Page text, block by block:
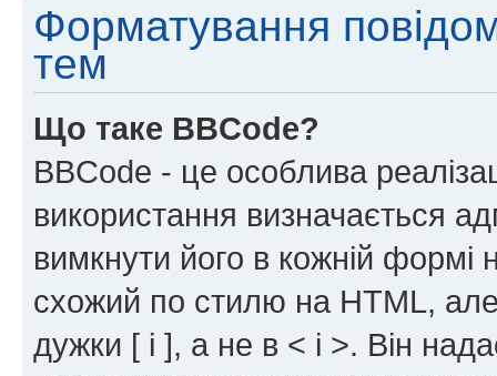
Форматування
тем
Що таке BBCode?
BBCode - це особлива
використання визначається
вимкнути його в кожній
схожий по стилю на HTML, але
дужки [ і ], а не в < і >. Він